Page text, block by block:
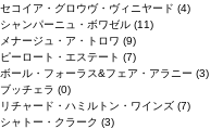
セコイア・グロウヴ・ヴィニヤード (4)
シャンパーニュ・ボワゼル (11)
メナージュ・ア・トロワ (9)
ピーロート・エステート (7)
ボール・フォーラス&フェア・アラニー (3)
ブッチェラ (0)
リチャード・ハミルトン・ワインズ (7)
シャトー・クラーク (3)